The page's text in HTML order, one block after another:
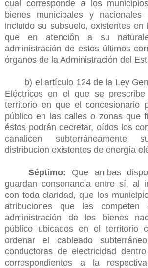
cual corresponde a los
bienes municipales y
incluido su subsuelo, existentes en
que en atención a su
administración de estos últimos
órganos de la Administración del
b) el artículo 124 de la Ley
Eléctricos en el que se
territorio en que el concesionario
público en las calles o zonas que
éstos podrán decretar, oídos los
canalicen
distribución existentes de energía
Séptimo: Que ambas
guardan consonancia entre sí, al
con toda claridad, que los
atribuciones que les
administración de los bienes
público ubicados en el territorio
ordenar el cableado
conductoras de electricidad
correspondientes a la